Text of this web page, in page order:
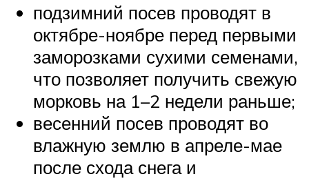
подзимний посев проводят в
октябре-ноябре перед первыми
заморозками сухими семенами,
что позволяет получить свежую
морковь на 1–2 недели раньше;
весенний посев проводят во
влажную землю в апреле-мае
после схода снега и